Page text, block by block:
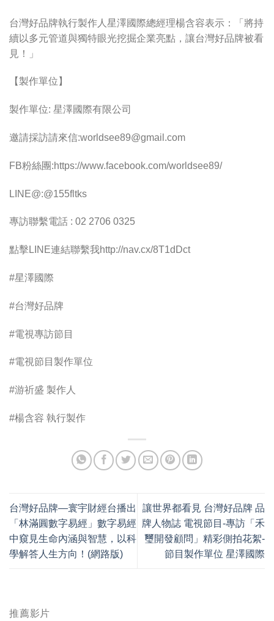
推薦影片
台灣好品牌執行製作人星澤國際總經理楊含容表示：「將持
續以多元管道與獨特眼光挖掘企業亮點，讓台灣好品牌被看
見！」
【製作單位】
製作單位: 星澤國際有限公司
邀請採訪請來信:worldsee89@gmail.com
FB粉絲團:https://www.facebook.com/worldsee89/
LINE@:@155fltks
專訪聯繫電話 : 02 2706 0325
點擊LINE連結聯繫我http://nav.cx/8T1dDct
#星澤國際
#台灣好品牌
#電視專訪節目
#電視節目製作單位
#游祈盛 製作人
#楊含容 執行製作
台灣好品牌—寰宇財經台播出
「林滿圓數字易經」數字易經
中窺見生命內涵與智慧，以科
學解答人生方向！(網路版)
讓世界都看見 台灣好品牌 品
牌人物誌 電視節目-專訪「禾
璽開發顧問」精彩側拍花絮-
節目製作單位 星澤國際